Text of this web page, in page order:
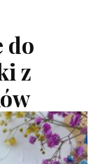
do
z